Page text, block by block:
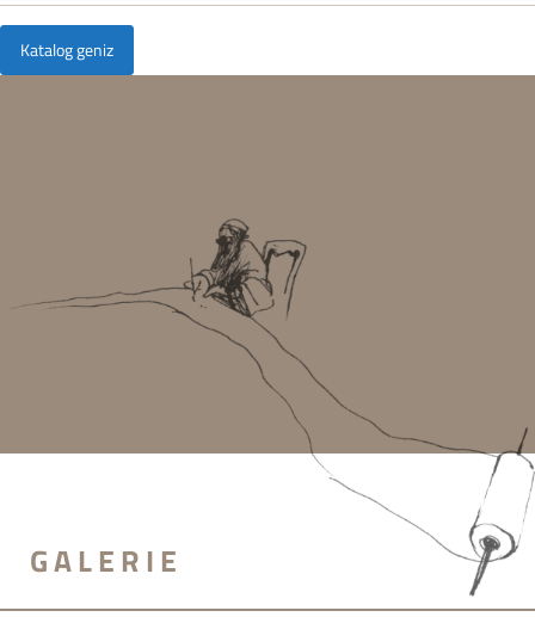
Katalog geniz
přepážkami pájenými cínovou pájkou. Ploché držadlo je
GALERIE